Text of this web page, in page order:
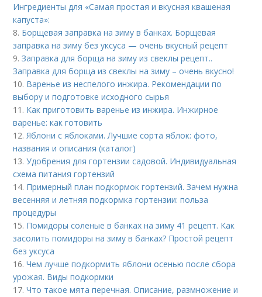
Ингредиенты для «Самая простая и вкусная квашеная
капуста»:
8. Борщевая заправка на зиму в банках. Борщевая
заправка на зиму без уксуса — очень вкусный рецепт
9.Заправка для борща на зиму из свеклы рецепт..
Заправка для борща из свеклы на зиму – очень вкусно!
10. Варенье из неспелого инжира. Рекомендации по
выбору и подготовке исходного сырья
11. Как приготовить варенье из инжира. Инжирное
варенье: как готовить
12.Яблони с яблоками. Лучшие сорта яблок: фото,
названия и описания (каталог)
13.Удобрения для гортензии садовой. Индивидуальная
схема питания гортензий
14. Примерный план подкормок гортензий. Зачем нужна
весенняя и летняя подкормка гортензии: польза
процедуры
15. Помидоры соленые в банках на зиму 41 рецепт. Как
засолить помидоры на зиму в банках? Простой рецепт
без уксуса
16.Чем лучше подкормить яблони осенью после сбора
урожая. Виды подкормки
17.Что такое мята перечная. Описание, размножение и